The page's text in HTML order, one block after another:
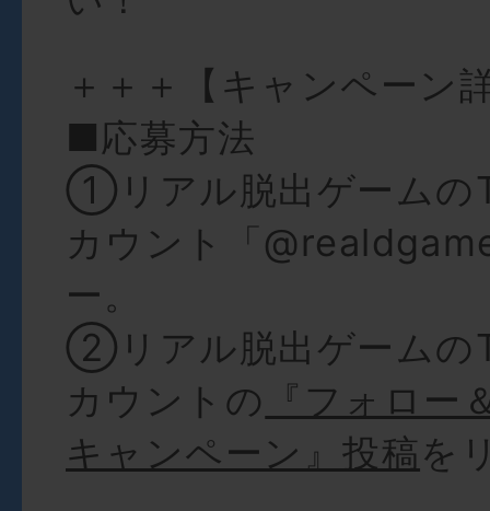
＋＋＋【キャンペーン
■応募方法
①リアル脱出ゲームの
カウント「
ー。
②リアル脱出ゲームの
カウントの
『フォロー
キャンペーン』投稿を